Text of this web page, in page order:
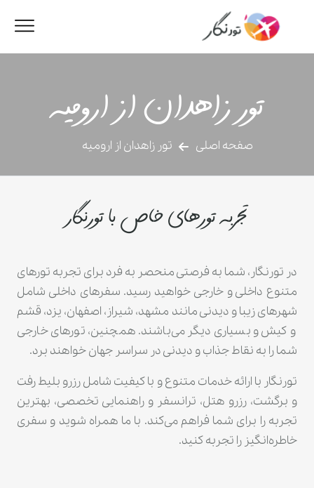
تور زاهدان از ارومیه
صفحه اصلی تور زاهدان از ارومیه
تجربه تورهای خاص با تورنگار
در تورنگار، شما به فرصتی منحصر به فرد برای تجربه تورهای
متنوع داخلی و خارجی خواهید رسید. سفرهای داخلی شامل
شهرهای زیبا و دیدنی مانند مشهد، شیراز، اصفهان، یزد، قشم
و کیش و بسیاری دیگر می‌باشند. همچنین، تورهای خارجی
شما را به نقاط جذاب و دیدنی در سراسر جهان خواهند برد.
تورنگار با ارائه خدمات متنوع و با کیفیت شامل رزرو بلیط رفت
و برگشت، رزرو هتل، ترانسفر و راهنمایی تخصصی، بهترین
تجربه را برای شما فراهم می‌کند. با ما همراه شوید و سفری
خاطره‌انگیز را تجربه کنید.